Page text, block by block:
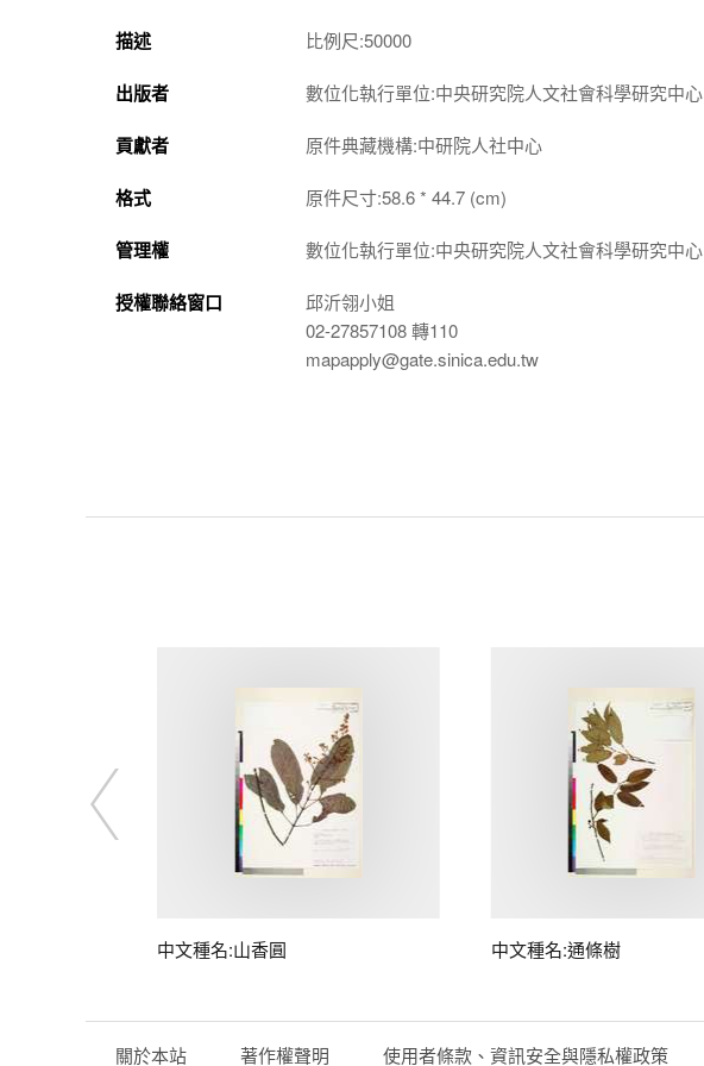
描述
比例尺:50000
出版者 數位化執行單位:中央研究院人文社會科學研究中心
貢獻者 原件典藏機構:中研院人社中心
格式 原件尺寸:58.6 * 44.7 (cm)
管理權 數位化執行單位:中央研究院人文社會科學研究中心
授權聯絡窗口
邱沂翎小姐
02-27857108 轉110
mapapply@gate.sinica.edu.tw
中文種名:山香圓 中文種名:通條樹
關於本站 著作權聲明 使用者條款、資訊安全與隱私權政策